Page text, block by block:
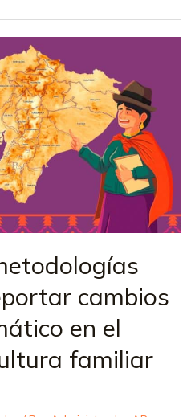
cambios
en el
familiar